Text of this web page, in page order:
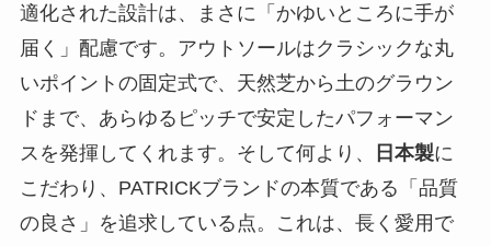
適化された設計は、まさに「かゆいところに手が
届く」配慮です。アウトソールはクラシックな丸
いポイントの固定式で、天然芝から土のグラウン
ドまで、あらゆるピッチで安定したパフォーマン
スを発揮してくれます。そして何より、
日本製に
こだわり、PATRICKブランドの本質である「品質
の良さ」を追求している点。これは、長く愛用で